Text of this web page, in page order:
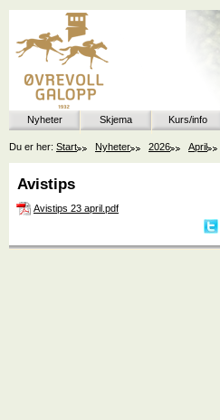
Nyheter Skjema Kurs/info
Du er her: Start Nyheter 2026 April
Avistips
Avistips 23 april.pdf